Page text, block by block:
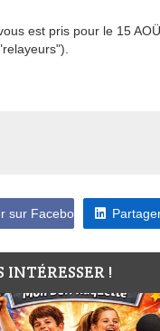
est pris pour le 15
sur Facebook
!